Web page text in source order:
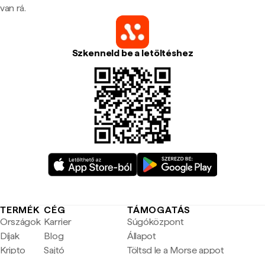
van rá.
Szkenneld be a letöltéshez
TERMÉK
Országok
Díjak
Kripto
CÉG
Karrier
Blog
Sajtó
TÁMOGATÁS
Súgóközpont
Állapot
Töltsd le a Morse appot